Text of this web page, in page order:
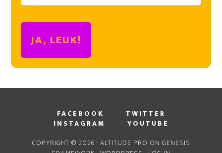
JA, LEUK!
FACEBOOK
TWITTER
INSTAGRAM
YOUTUBE
COPYRIGHT © 2026 · ALTITUDE PRO ON GENESIS